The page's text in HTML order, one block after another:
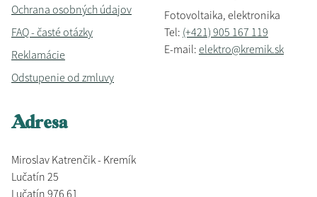
Ochrana osobných údajov
FAQ - časté otázky
Reklamácie
Odstupenie od zmluvy
Fotovoltaika, elektronika
Tel: (+421) 905 167 119
E-mail: elektro@kremik.sk
Adresa
Miroslav Katrenčik - Kremík
Lučatín 25
Lučatín 976 61